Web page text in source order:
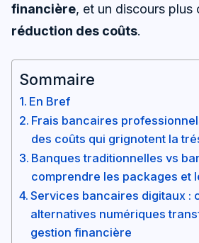
financière, et un discours plus
réduction des coûts.
Sommaire
En Bref
Frais bancaires
des coûts qui grignotent la
Banques traditionnelles vs
comprendre les packages et
Services bancaires digitaux :
alternatives numériques
gestion financière